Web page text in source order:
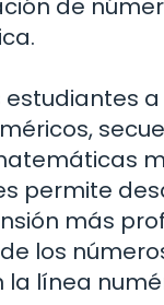
de
estudiantes
permite
más
los
la línea